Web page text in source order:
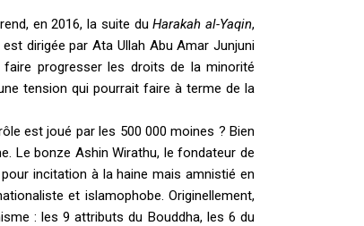
en 2016, la suite duHarakah al-Yaqin,
dirigée par Ata Ullah Abu Amar Junjuni
progresser les droits de la minorité
tension qui pourrait faire à terme de la
est joué par les 500 000 moines ? Bien
Le bonze Ashin Wirathu, le fondateur de
incitation à la haine mais amnistié en
et islamophobe. Originellement,
: les 9 attributs du Bouddha, les 6 du